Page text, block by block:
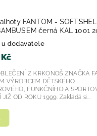
Fantom -
KAL 1007 - modrá
u dodavatele
Z KRKONOŠ ZNAČKA
VÝROBCEM DĚTSKÉHO
FUNKČNÍHO A
JIŽ OD ROKU 1999. Zakládá si...